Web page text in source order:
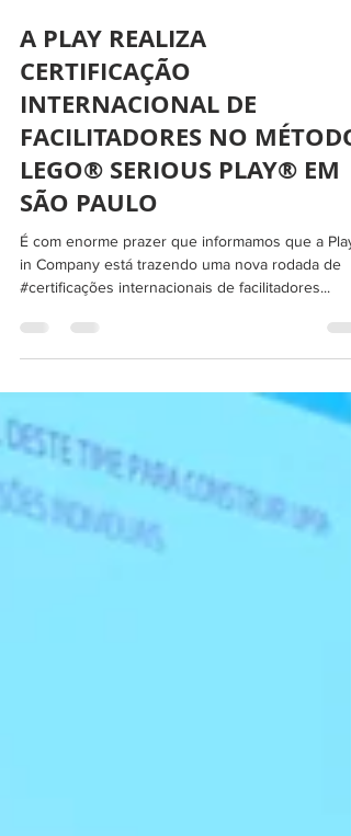
A PLAY REALIZA
CERTIFICAÇÃO
INTERNACIONAL DE
FACILITADORES NO MÉTODO
LEGO® SERIOUS PLAY® EM
SÃO PAULO
É com enorme prazer que informamos que a Play
in Company está trazendo uma nova rodada de